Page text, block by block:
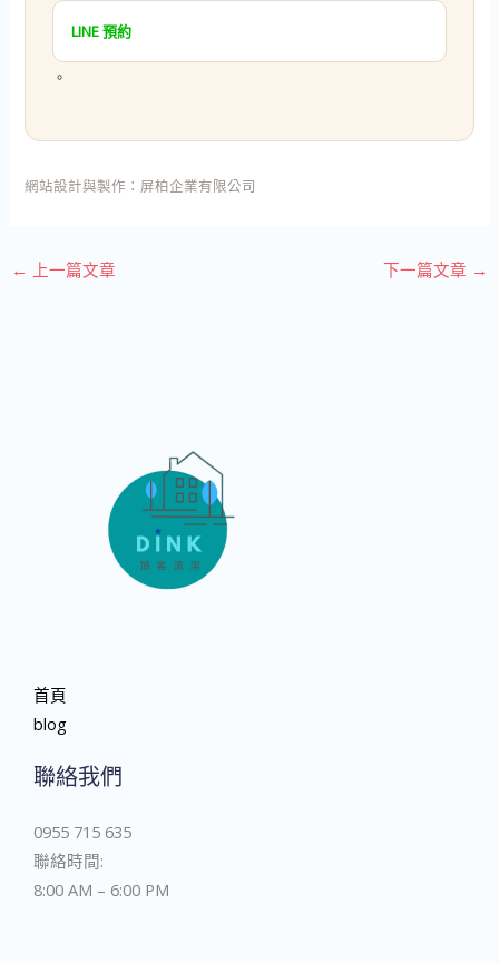
LINE 預約
。
網站設計與製作： 屏柏企業有限公司
← 上一篇文章 下一篇文章 →
首頁
blog
聯絡我們
0955 715 635
聯絡時間:
8:00 AM – 6:00 PM